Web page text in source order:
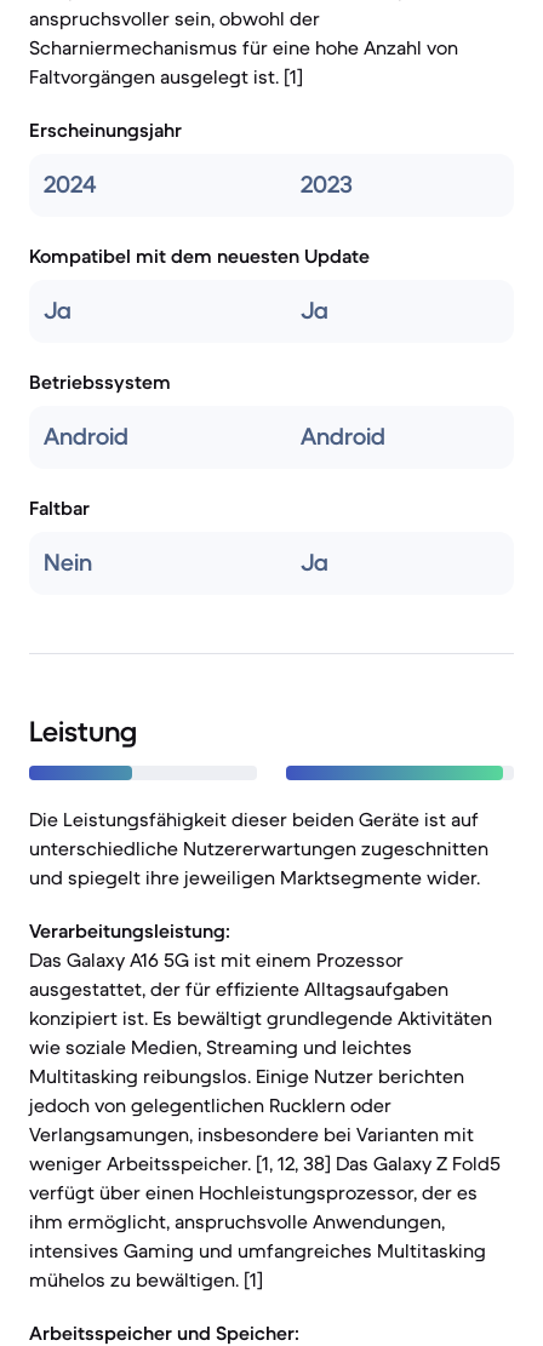
anspruchsvoller sein, obwohl der
Scharniermechanismus für eine hohe Anzahl von
Faltvorgängen ausgelegt ist. [1]
Erscheinungsjahr
2024 2023
Kompatibel mit dem neuesten Update
Ja Ja
Betriebssystem
Android Android
Faltbar
Nein Ja
Leistung
Die Leistungsfähigkeit dieser beiden Geräte ist auf
unterschiedliche Nutzererwartungen zugeschnitten
und spiegelt ihre jeweiligen Marktsegmente wider.
Verarbeitungsleistung:
Das Galaxy A16 5G ist mit einem Prozessor
ausgestattet, der für effiziente Alltagsaufgaben
konzipiert ist. Es bewältigt grundlegende Aktivitäten
wie soziale Medien, Streaming und leichtes
Multitasking reibungslos. Einige Nutzer berichten
jedoch von gelegentlichen Rucklern oder
Verlangsamungen, insbesondere bei Varianten mit
weniger Arbeitsspeicher. [1, 12, 38] Das Galaxy Z Fold5
verfügt über einen Hochleistungsprozessor, der es
ihm ermöglicht, anspruchsvolle Anwendungen,
intensives Gaming und umfangreiches Multitasking
mühelos zu bewältigen. [1]
Arbeitsspeicher und Speicher: